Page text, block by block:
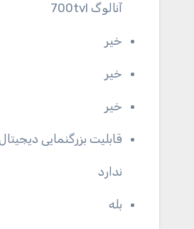
آنالوگ 700tvl
خیر
خیر
خیر
قابلیت بزرگنمایی
ندارد
بله